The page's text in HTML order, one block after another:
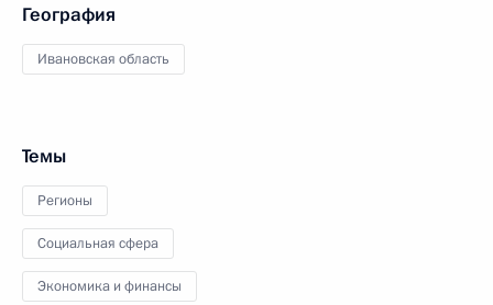
География
Ивановская область
Темы
Регионы
Социальная сфера
Экономика и финансы